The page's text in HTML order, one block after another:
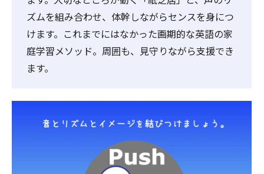
ズムを組み合わせ、体幹しながらセンスを身につ
けます。これまでにはなかった画期的な英語の家
庭学習メソッド。周囲も、見守りながら支援でき
ます。